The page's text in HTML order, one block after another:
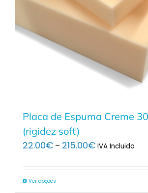
Placa de Espuma Creme
(rigidez soft)
22.00€ – 215.00€Price
IVA Incluido
Ver opções